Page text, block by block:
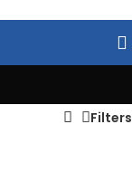
Filters